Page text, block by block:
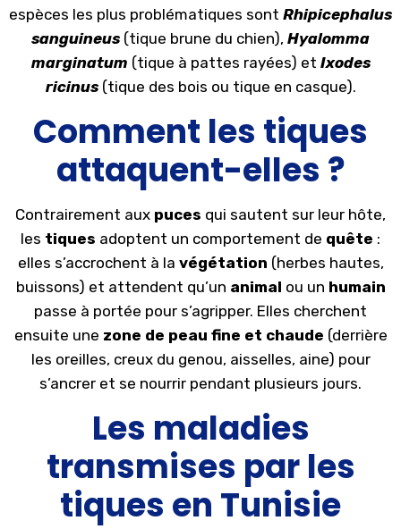
espèces les plus problématiques sont Rhipicephalus
sanguineus (tique brune du chien), Hyalomma
marginatum (tique à pattes rayées) et Ixodes
ricinus(tique des bois ou tique en casque).
Comment les tiques
attaquent-elles ?
Contrairement aux puces qui sautent sur leur hôte,
les tiques adoptent un comportement de quête :
elles s’accrochent à la végétation (herbes hautes,
buissons) et attendent qu’un animal ou un humain
passe à portée pour s’agripper. Elles cherchent
ensuite une zone de peau fine et chaude (derrière
les oreilles, creux du genou, aisselles, aine) pour
s’ancrer et se nourrir pendant plusieurs jours.
Les maladies
transmises par les
tiques en Tunisie